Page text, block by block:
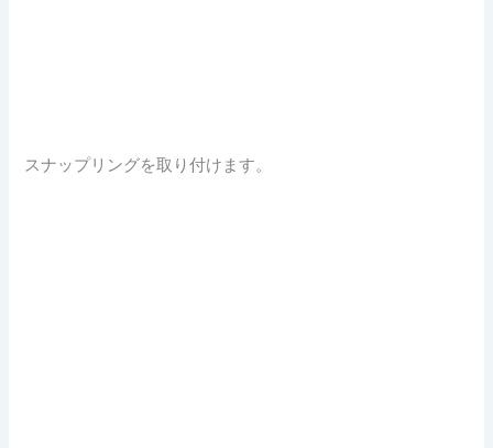
スナップリングを取り付けます。